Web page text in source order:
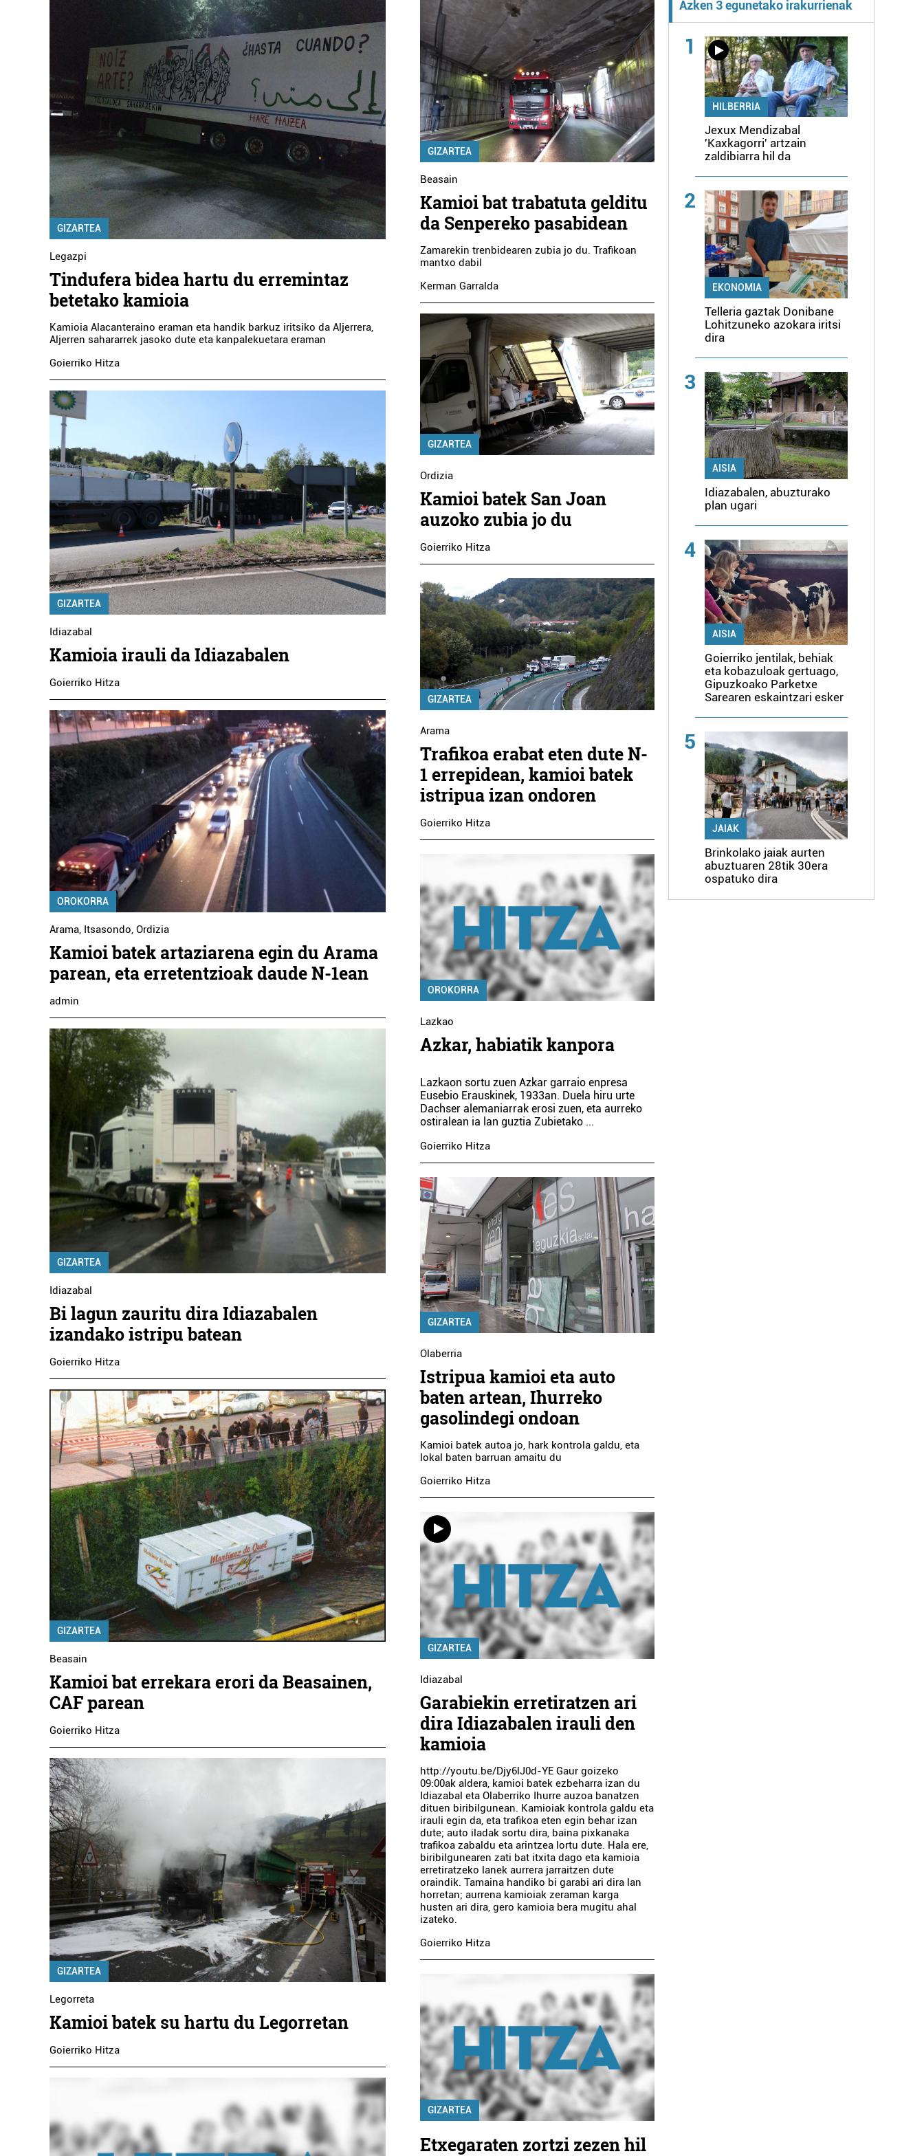
GIZARTEA
Legazpi
Tindufera bidea hartu du erremintaz
betetako kamioia
Kamioia Alacanteraino eraman eta handik barkuz iritsiko da Aljerrera,
Aljerren sahararrek jasoko dute eta kanpalekuetara eraman
Goierriko Hitza
GIZARTEA
Idiazabal
Kamioia irauli da Idiazabalen
Goierriko Hitza
OROKORRA
Arama, Itsasondo, Ordizia
Kamioi batek artaziarena egin du Arama
parean, eta erretentzioak daude N-1ean
admin
GIZARTEA
Idiazabal
Bi lagun zauritu dira Idiazabalen
izandako istripu batean
Goierriko Hitza
GIZARTEA
Beasain
Kamioi bat errekara erori da Beasainen,
CAF parean
Goierriko Hitza
GIZARTEA
Legorreta
Kamioi batek su hartu du Legorretan
Goierriko Hitza
GIZARTEA
Beasain
Kamioi bat trabatuta gelditu
da Senpereko pasabidean
Zamarekin trenbidearen zubia jo du. Trafikoan
mantxo dabil
Kerman Garralda
GIZARTEA
Ordizia
Kamioi batek San Joan
auzoko zubia jo du
Goierriko Hitza
GIZARTEA
Arama
Trafikoa erabat eten dute N-
1 errepidean, kamioi batek
istripua izan ondoren
Goierriko Hitza
OROKORRA
Lazkao
Azkar, habiatik kanpora
Lazkaon sortu zuen Azkar garraio enpresa
Eusebio Erauskinek, 1933an. Duela hiru urte
Dachser alemaniarrak erosi zuen, eta aurreko
ostiralean ia lan guztia Zubietako ...
Goierriko Hitza
GIZARTEA
Olaberria
Istripua kamioi eta auto
baten artean, Ihurreko
gasolindegi ondoan
Kamioi batek autoa jo, hark kontrola galdu, eta
lokal baten barruan amaitu du
Goierriko Hitza
GIZARTEA
Idiazabal
Garabiekin erretiratzen ari
dira Idiazabalen irauli den
kamioia
http://youtu.be/Djy6lJ0d-YE Gaur goizeko
09:00ak aldera, kamioi batek ezbeharra izan du
Idiazabal eta Olaberriko Ihurre auzoa banatzen
dituen biribilgunean. Kamioiak kontrola galdu eta
irauli egin da, eta trafikoa eten egin behar izan
dute; auto iladak sortu dira, baina pixkanaka
trafikoa zabaldu eta arintzea lortu dute. Hala ere,
biribilgunearen zati bat itxita dago eta kamioia
erretiratzeko lanek aurrera jarraitzen dute
oraindik. Tamaina handiko bi garabi ari dira lan
horretan; aurrena kamioiak zeraman karga
husten ari dira, gero kamioia bera mugitu ahal
izateko.
Goierriko Hitza
GIZARTEA
Etxegaraten zortzi zezen hil
Azken 3 egunetako irakurrienak
1
HILBERRIA
Jexux Mendizabal
'Kaxkagorri' artzain
zaldibiarra hil da
2
EKONOMIA
Telleria gaztak Donibane
Lohitzuneko azokara iritsi
dira
3
AISIA
Idiazabalen, abuzturako
plan ugari
4
AISIA
Goierriko jentilak, behiak
eta kobazuloak gertuago,
Gipuzkoako Parketxe
Sarearen eskaintzari esker
5
JAIAK
Brinkolako jaiak aurten
abuztuaren 28tik 30era
ospatuko dira